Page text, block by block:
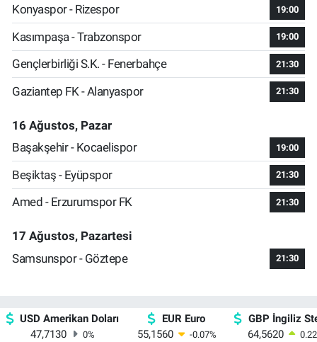
Konyaspor - Rizespor 19:00
Kasımpaşa - Trabzonspor 19:00
Gençlerbirliği S.K. - Fenerbahçe 21:30
Gaziantep FK - Alanyaspor 21:30
16 Ağustos, Pazar
Başakşehir - Kocaelispor
19:00
Beşiktaş - Eyüpspor 21:30
Amed - Erzurumspor FK 21:30
17 Ağustos, Pazartesi
Samsunspor - Göztepe
21:30
USD Amerikan Doları
47,7130
0%
EUR Euro
55,1560
-0.07%
GBP İngiliz
64,5620
0.22